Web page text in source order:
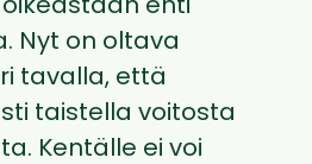
ehti
Nyt on oltava
tavalla, että
taistella voitosta
Kentälle ei voi